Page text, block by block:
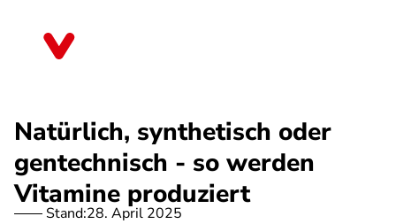
Natürlich, synthetisch oder
gentechnisch - so werden
Vitamine produziert
Stand:28. April 2025